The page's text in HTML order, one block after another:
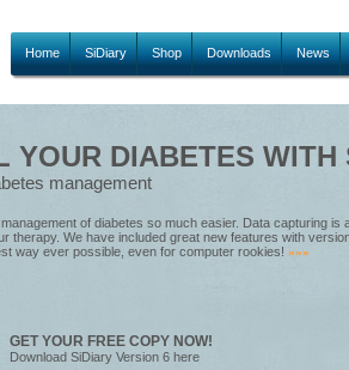
Home SiDiary Shop Downloads News
YOUR DIABETES WITH
management
of diabetes so much easier. Data capturing is
therapy. We have included great new features with
way ever possible, even for computer rookies! »»»
GET YOUR FREE COPY NOW!
Download SiDiary Version 6 here